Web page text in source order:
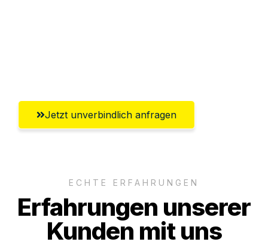
Jetzt unverbindlich anfragen
ECHTE ERFAHRUNGEN
Erfahrungen unserer
Kunden mit uns